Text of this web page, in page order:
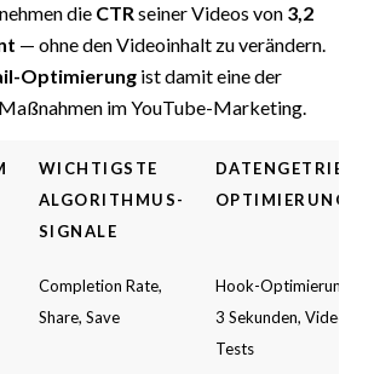
die CTRseiner Videos von 3,2
— ohne den Videoinhalt zu verändern.
Optimierungist damit eine der
im YouTube-Marketing.
WICHTIGSTE
ALGORITHMUS-
SIGNALE
Completion Rate,
Share, Save
Hook-Optimierung in
3 Sekunden,
Tests